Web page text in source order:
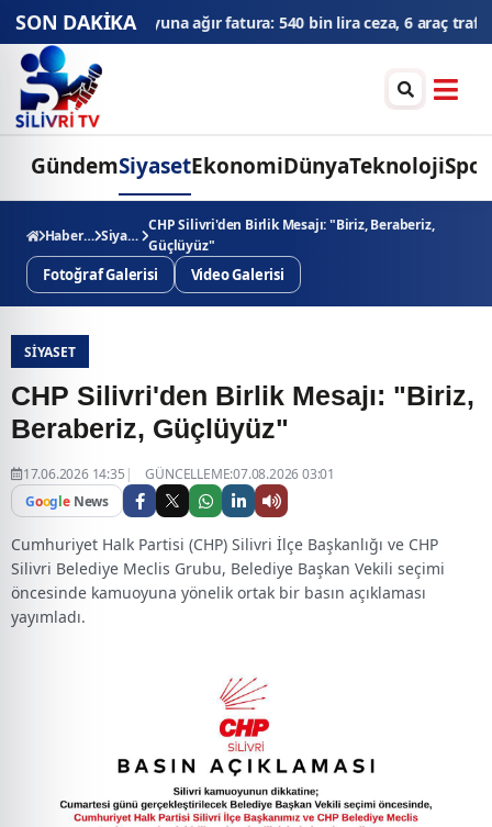
SON DAKİKA
bin lira ceza, 6 araç trafikten men edildiTHY'den tüm
GündemSiyasetEkonomiDünyaTeknolojiSpor
Haberler Siyaset
CHP Silivri'den Birlik Mesajı: "Biriz, Beraberiz,
Güçlüyüz"
Fotoğraf Galerisi Video Galerisi
SIYASET
CHP Silivri'den Birlik Mesajı: "Biriz,
Beraberiz, Güçlüyüz"
17.06.2026 14:35
GÜNCELLEME:07.08.2026 03:01
Google News
Cumhuriyet Halk Partisi (CHP) Silivri İlçe Başkanlığı ve CHP
Silivri Belediye Meclis Grubu, Belediye Başkan Vekili seçimi
öncesinde kamuoyuna yönelik ortak bir basın açıklaması
yayımladı.